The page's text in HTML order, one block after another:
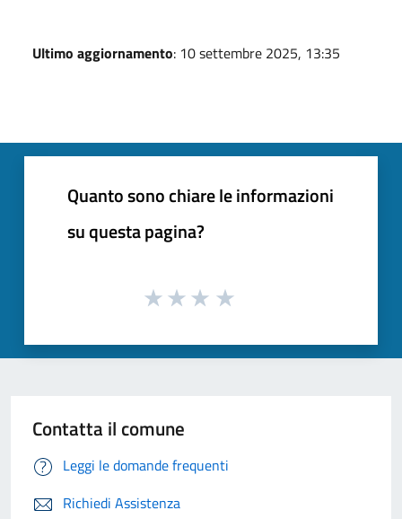
Ultimo aggiornamento: 10 settembre 2025, 13:35
Quanto sono chiare le informazioni
su questa pagina?
Contatta il comune
Leggi le domande frequenti
Richiedi Assistenza